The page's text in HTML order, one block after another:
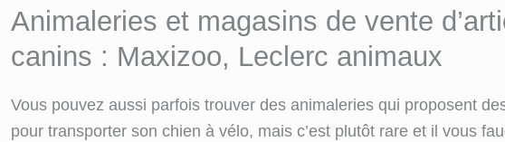
Animaleries et magasins de vente
canins : Maxizoo, Leclerc animaux
Vous pouvez aussi parfois trouver des animaleries qui proposent
pour transporter son chien à vélo, mais c’est plutôt rare et il vous